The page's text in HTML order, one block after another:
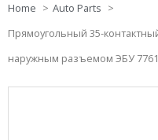
Home
Auto Parts
Прямоугольный 35-
наружным разъемом ЭБУ